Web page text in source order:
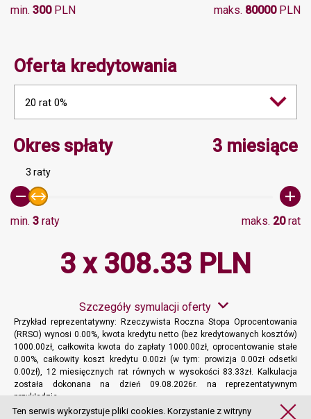
min. 300PLN maks. 80000PLN
Oferta kredytowania
20 rat 0%
Okres spłatyMinimalna wartość 3,
3 miesiące
3 raty
min. 3 raty maks. 20rat
3 x 308.33 PLN
Szczegóły symulacji oferty
Przykład reprezentatywny: Rzeczywista Roczna Stopa Oprocentowania
(RRSO) wynosi 0.00%, kwota kredytu netto (bez kredytowanych kosztów)
1000.00zł, całkowita kwota do zapłaty 1000.00zł, oprocentowanie stałe
0.00%, całkowity koszt kredytu 0.00zł (w tym: prowizja 0.00zł odsetki
0.00zł), 12 miesięcznych rat równych w wysokości 83.33zł. Kalkulacja
została dokonana na dzień 09.08.2026r. na reprezentatywnym
przykładzie.
Więcej informacji
Ten serwis wykorzystuje pliki cookies. Korzystanie z witryny